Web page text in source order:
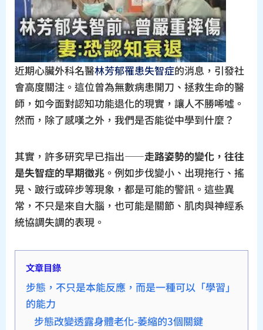
近期心臟外科名醫林芳郁罹患失智症的消息，引發社
會高度關注。這位曾為無數病患開刀、拯救生命的醫
師，如今面對認知功能退化的現實，讓人不勝唏噓。
然而，除了感嘆之外，我們是否能從中學到什麼？
其實，許多研究早已指出——走路姿勢的變化，往往
是失智症的早期徵兆 。例如步伐變小、出現拖行、搖
晃、跛行或碎步等現象，都是可能的警訊。這些異
常，不只是來自大腦，也可能是關節、肌肉與神經系
統協調失調的表現。
文章目錄
步態，不只是本能反應，而是一種可以「學習」
的能力
步態改變透露身體老化-萎縮的3個關鍵